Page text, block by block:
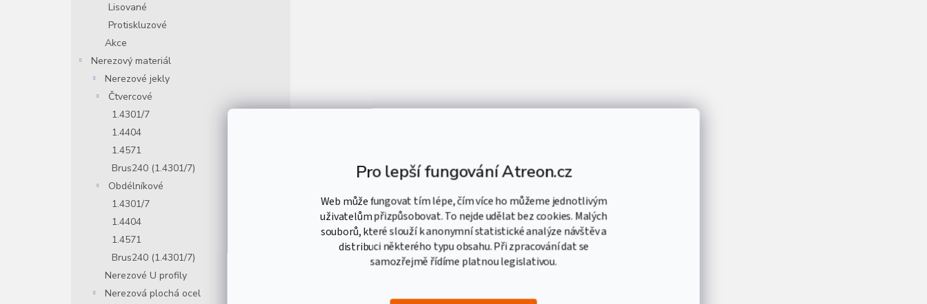
Pro lepší fungování Atreon.cz
Web může fungovat tím lépe, čím více ho můžeme jednotlivým
uživatelům přizpůsobovat. To nejde udělat bez cookies. Malých
souborů, které slouží k anonymní statistické analýze návštěv a
distribuci některého typu obsahu. Při zpracování dat se
samozřejmě řídíme platnou legislativou.
Lisované
Protiskluzové
Akce
Nerezový materiál
Nerezové jekly
Čtvercové
1.4301/7
1.4404
1.4571
Brus240 (1.4301/7)
Obdélníkové
1.4301/7
1.4404
1.4571
Brus240 (1.4301/7)
Nerezové U profily
Nerezová plochá ocel
s